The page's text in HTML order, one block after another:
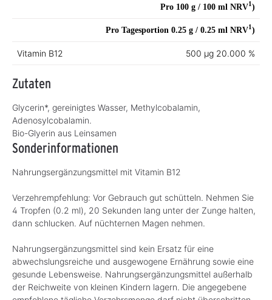
Pro 100 g / 100 ml NRV1)
Pro Tagesportion 0.25 g / 0.25 ml NRV1)
Vitamin B12 500 µg 20.000 %
Zutaten
Glycerin*, gereinigtes Wasser, Methylcobalamin,
Adenosylcobalamin.
Bio-Glyerin aus Leinsamen
Sonderinformationen
Nahrungsergänzungsmittel mit Vitamin B12
Verzehrempfehlung: Vor Gebrauch gut schütteln. Nehmen Sie
4 Tropfen (0.2 ml), 20 Sekunden lang unter der Zunge halten,
dann schlucken. Auf nüchternen Magen nehmen.
Nahrungsergänzungsmittel sind kein Ersatz für eine
abwechslungsreiche und ausgewogene Ernährung sowie eine
gesunde Lebensweise. Nahrungsergänzungsmittel außerhalb
der Reichweite von kleinen Kindern lagern. Die angegebene